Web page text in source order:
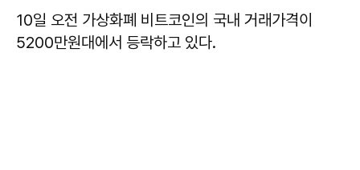
10일 오전 가상화폐 비트코인의 국내 거래가격이
5200만원대에서 등락하고 있다.